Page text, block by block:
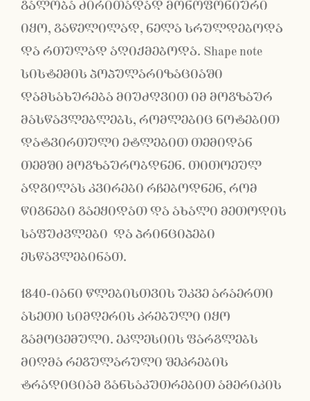
გალობა ძირითადად მონოფონიური
იყო, გაწელილად, ნელა სრულდებოდა
და რთულად აღიქმებოდა. Shape note
სისტემის პოპულარიზაციაში
დამსახურება მიუძღვით იმ მოგზაურ
მასწავლებლებს, რომლებიც ნოტებით
დატვირთული ეტლებით თემიდან
თემში მოგზაურობდნენ. თითოეულ
ადგილას კვირები რჩებოდნენ, რომ
წიგნები გაეყიდათ და ახალი მეთოდის
საფუძვლები და პრინციპები
ესწავლებინათ.
1840-იანი წლებისთვის უკვე არაერთი
ასეთი სიმღერის კრებული იყო
გამოცემული. ეკლესიის ფარგლებს
მიღმა რეგულარული შეკრების
ტრადიციამ განსაკუთრებით ამერიკის